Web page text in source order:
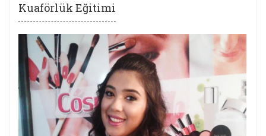
Kuaförlük Eğitimi